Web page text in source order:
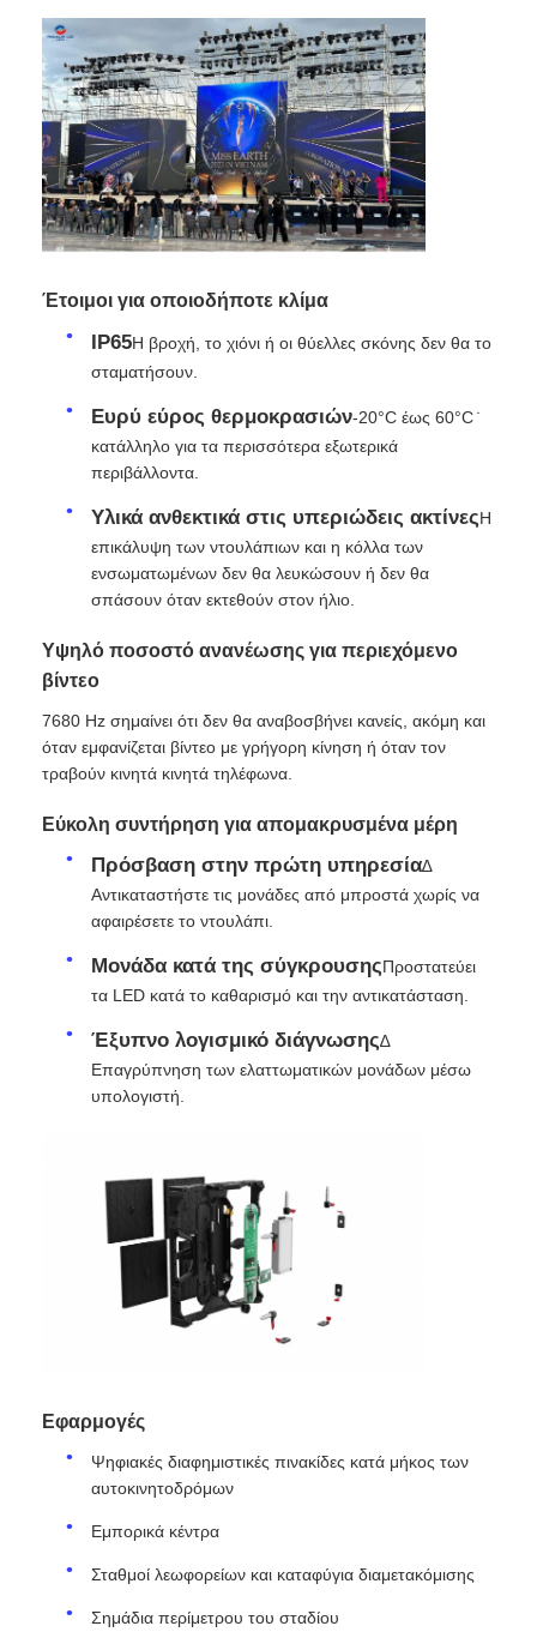
Ζητήστε μια προσφορά
Οθόνη LED Video Wall
οθόνη οθόνης LED
Οθόνη των οδηγήσεων συναυλίας
Ενοικίαση οθόνης LED σκηνής
Cob LED Video Wall
Διαφανής οθόνη LED
Εικόνα LED SMD
Εξωτερικό πίνακα οθόνης LED
Υπαίθριος πίνακας led
Έτοιμοι για οποιοδήποτε κλίμα
IP65Η βροχή, το χιόνι ή οι θύελλες σκόνης δεν θα το
σταματήσουν.
Ευρύ εύρος θερμοκρασιών-20°C έως 60°C ̇
κατάλληλο για τα περισσότερα εξωτερικά
περιβάλλοντα.
Υλικά ανθεκτικά στις υπεριώδεις ακτίνεςΗ
επικάλυψη των ντουλάπιων και η κόλλα των
ενσωματωμένων δεν θα λευκώσουν ή δεν θα
σπάσουν όταν εκτεθούν στον ήλιο.
Υψηλό ποσοστό ανανέωσης για περιεχόμενο
βίντεο
7680 Hz σημαίνει ότι δεν θα αναβοσβήνει κανείς, ακόμη και
όταν εμφανίζεται βίντεο με γρήγορη κίνηση ή όταν τον
τραβούν κινητά κινητά τηλέφωνα.
Εύκολη συντήρηση για απομακρυσμένα μέρη
Πρόσβαση στην πρώτη υπηρεσία∆
Αντικαταστήστε τις μονάδες από μπροστά χωρίς να
αφαιρέσετε το ντουλάπι.
Μονάδα κατά της σύγκρουσηςΠροστατεύει
τα LED κατά το καθαρισμό και την αντικατάσταση.
Έξυπνο λογισμικό διάγνωσης∆
Επαγρύπνηση των ελαττωματικών μονάδων μέσω
υπολογιστή.
Εφαρμογές
Ψηφιακές διαφημιστικές πινακίδες κατά μήκος των
αυτοκινητοδρόμων
Εμπορικά κέντρα
Σταθμοί λεωφορείων και καταφύγια διαμετακόμισης
Σημάδια περίμετρου του σταδίου